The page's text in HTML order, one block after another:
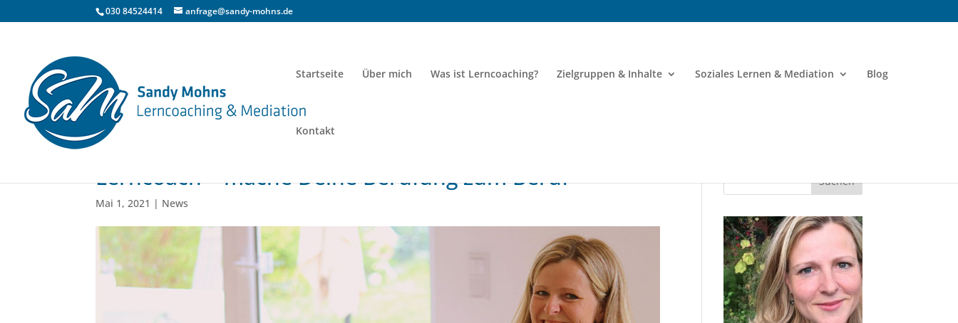
030 84524414 anfrage@sandy-mohns.de
Startseite Über mich Was ist Lerncoaching? Zielgruppen & Inhalte Soziales Lernen & Mediation Blog
Kontakt
Lerncoach – mache Deine Berufung zum Beruf
Mai 1, 2021 | News